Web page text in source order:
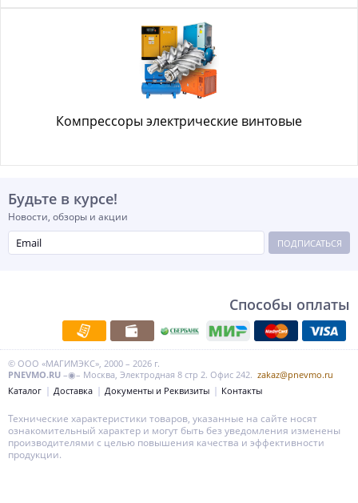
Компрессоры электрические винтовые
Будьте в курсе!
Новости, обзоры и акции
ПОДПИСАТЬСЯ
Способы оплаты
© ООО «МАГИМЭКС», 2000 – 2026 г.
PNEVMO.RU –◉– Москва, Электродная 8 стр 2. Офис 242. zakaz@pnevmo.ru
Каталог
Доставка Документы и Реквизиты Контакты
Технические характеристики товаров, указанные на сайте носят
ознакомительный характер и могут быть без уведомления изменены
производителями с целью повышения качества и эффективности
продукции.